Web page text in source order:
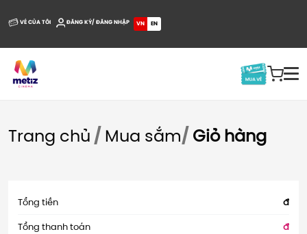
VÉ CỦA TÔI ĐĂNG KÝ/ ĐĂNG NHẬP VN EN
Trang chủ / Mua sắm/ Giỏ hàng
Tổng tiền
đ
Tổng thanh toán
đ